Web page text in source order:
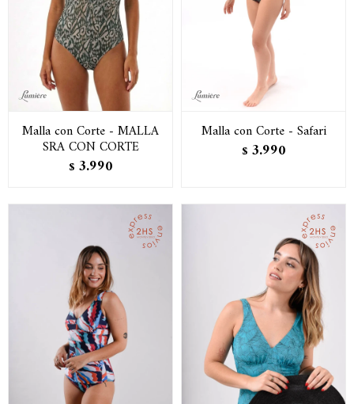
Malla con Corte - MALLA
SRA CON CORTE
$ 3.990
Malla con Corte - Safari
$ 3.990